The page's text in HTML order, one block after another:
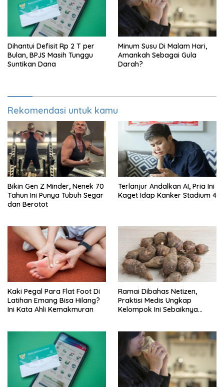
Dihantui Defisit Rp 2 T per
Bulan, BPJS Masih Tunggu
Suntikan Dana
Minum Susu Di Malam Hari,
Amankah Sebagai Gula
Darah?
Rekomendasi untuk kamu
Bikin Gen Z Minder, Nenek 70
Tahun Ini Punya Tubuh Segar
dan Berotot
Terlanjur Andalkan AI, Pria Ini
Kaget Idap Kanker Stadium 4
Kaki Pegal Para Flat Foot Di
Latihan Emang Bisa Hilang?
Ini Kata Ahli Kemakmuran
Ramai Dibahas Netizen,
Praktisi Medis Ungkap
Kelompok Ini Sebaiknya